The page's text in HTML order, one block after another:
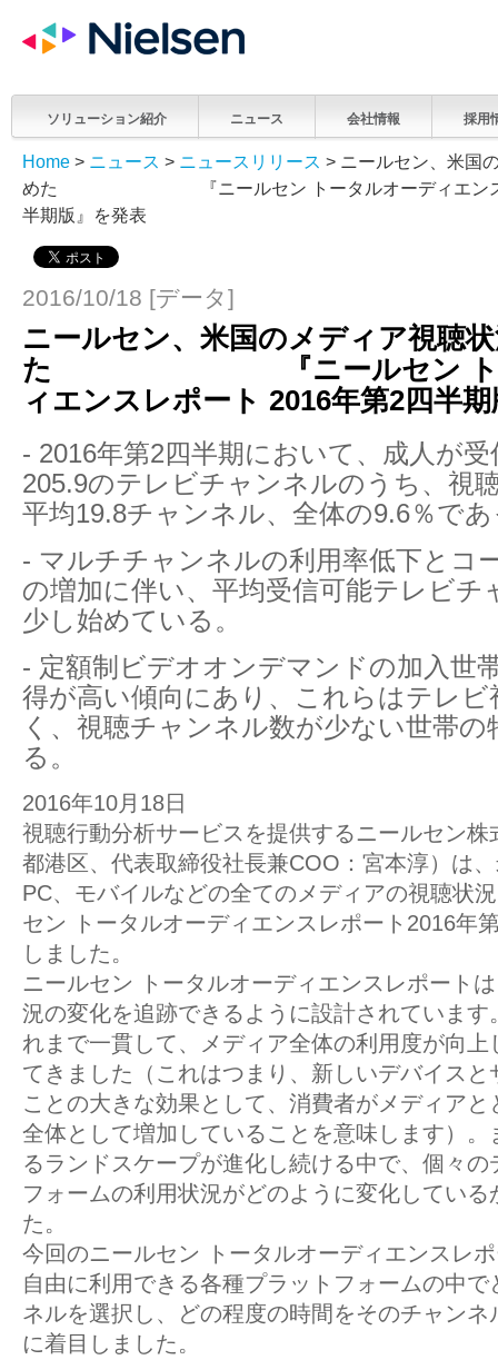
ソリューション紹介 ニュース 会社情報 採用
Home > ニュース > ニュースリリース > ニールセン、米国
めた 『ニールセン トータルオーディエンスレ
半期版』を発表
2016/10/18 [データ]
ニールセン、米国のメディア視聴
た 『ニールセン トー
ィエンスレポート 2016年第2四半
- 2016年第2四半期において、成人が
205.9のテレビチャンネルのうち、視
平均19.8チャンネル、全体の9.6％で
- マルチチャンネルの利用率低下とコ
の増加に伴い、平均受信可能テレビチ
少し始めている。
- 定額制ビデオオンデマンドの加入世
得が高い傾向にあり、これらはテレビ
く、視聴チャンネル数が少ない世帯
る。
2016年10月18日
視聴行動分析サービスを提供するニールセン株
都港区、代表取締役社長兼COO：宮本淳）は
PC、モバイルなどの全てのメディアの視聴状
セン トータルオーディエンスレポート2016年
しました。
ニールセン トータルオーディエンスレポート
況の変化を追跡できるように設計されています
れまで一貫して、メディア全体の利用度が向
てきました（これはつまり、新しいデバイス
ことの大きな効果として、消費者がメディア
全体として増加していることを意味します）。
るランドスケープが進化し続ける中で、個々
フォームの利用状況がどのように変化している
た。
今回のニールセン トータルオーディエンスレ
自由に利用できる各種プラットフォームの中
ネルを選択し、どの程度の時間をそのチャン
に着目しました。